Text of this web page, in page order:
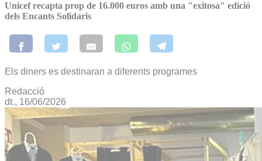
Unicef recapta prop de 16.000 euros amb una "exitosa" edició
dels Encants Solidaris
Els diners es destinaran a diferents programes
Redacció
dt., 16/06/2026